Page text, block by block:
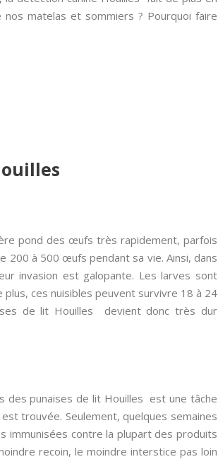
matelas et sommiers ? Pourquoi faire
pond des œufs très rapidement, parfois
à 500 œufs pendant sa vie. Ainsi, dans
invasion est galopante. Les larves sont
ces nuisibles peuvent survivre 18 à 24
de lit Houilles devient donc très dur
des punaises de lit Houilles est une tâche
trouvée. Seulement, quelques semaines
immunisées contre la plupart des produits
recoin, le moindre interstice pas loin